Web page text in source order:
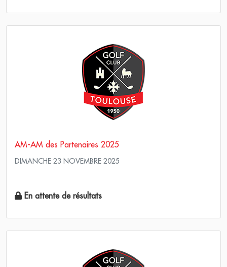
AM-AM des Partenaires 2025
DIMANCHE 23 NOVEMBRE 2025
En attente de résultats